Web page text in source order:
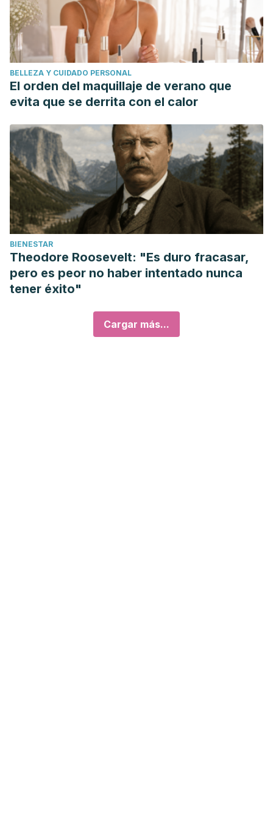
BELLEZA Y CUIDADO PERSONAL
El orden del maquillaje de verano que
evita que se derrita con el calor
BIENESTAR
Theodore Roosevelt: "Es duro fracasar,
pero es peor no haber intentado nunca
tener éxito"
Cargar más...